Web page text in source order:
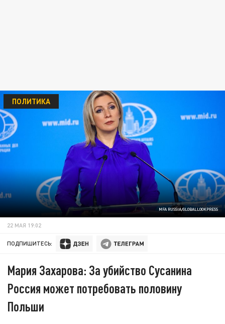
MFA RUSSIA/GLOBALLOOKPRESS
ПОЛИТИКА
22 МАЯ 19:02
ПОДПИШИТЕСЬ:
Мария Захарова: За убийство Сусанина
Россия может потребовать половину
Польши